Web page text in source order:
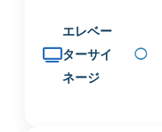
エレベー
ターサイ
ネージ
◯